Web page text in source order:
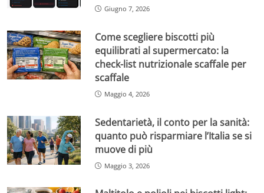
Giugno 7, 2026
Come scegliere biscotti più
equilibrati al supermercato: la
check-list nutrizionale scaffale per
scaffale
Maggio 4, 2026
Sedentarietà, il conto per la sanità:
quanto può risparmiare l’Italia se si
muove di più
Maggio 3, 2026